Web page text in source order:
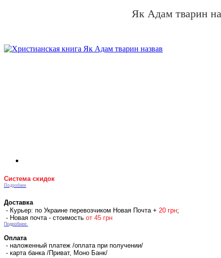
Як Адам тварин
Система скидок
Подробнее
Доставка
- Курьер: по Украине перевозчиком Новая Почта + 20 грн;
- Новая почта - стоимость от 45 грн
Подробнее
Оплата
- наложенный платеж /оплата при получении/
- карта банка /Приват, Моно Банк/